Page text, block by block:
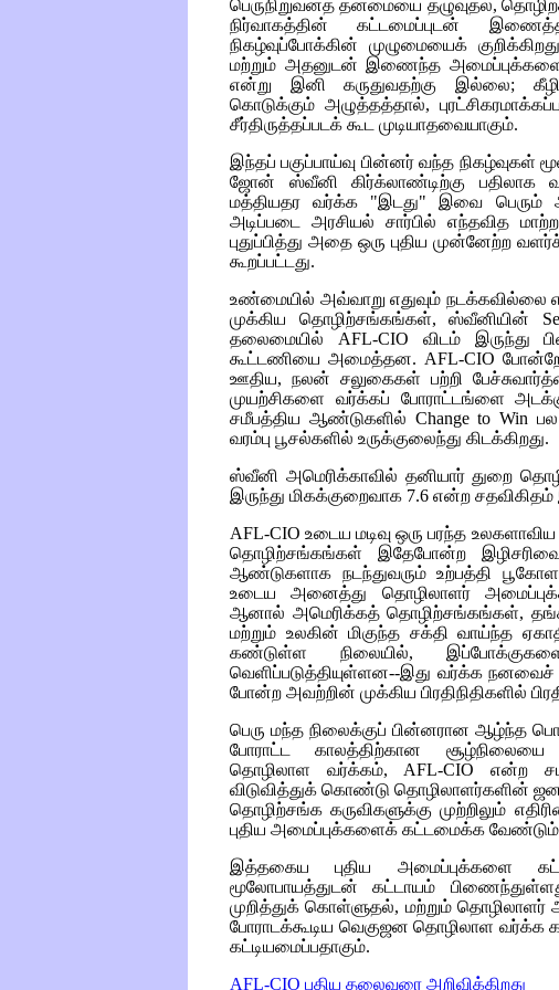
பெருநிறுவனத் தன்மையை தழுவுதல்,
நிர்வாகத்தின் கட்டமைப்புடன்
நிகழ்வுப்போக்கின் முழுமையைக்
மற்றும் அதனுடன் இணைந்த அமைப்புக்களை
என்று இனி கருதுவதற்கு இல்லை;
கொடுக்கும் அழுத்தத்தால்,
சீர்திருத்தப்படக் கூட முடியாதவையாகும்.
இந்தப் பகுப்பாய்வு பின்னர் வந்த நிகழ்வுகள்
ஜோன் ஸ்வீனி கிர்க்லாண்டிற்கு பதிலாக
மத்தியதர வர்க்க "இடது" இவை பெரும்
அடிப்படை அரசியல் சார்பில் எந்தவித
புதுப்பித்து அதை ஒரு புதிய முன்னேற்ற
கூறப்பட்டது.
உண்மையில் அவ்வாறு எதுவும் நடக்கவில்லை
முக்கிய தொழிற்சங்கங்கள், ஸ்வீனியின்
தலைமையில் AFL-CIO விடம் இருந்து
கூட்டணியை அமைத்தன. AFL-CIO
ஊதிய, நலன் சலுகைகள் பற்றி
முயற்சிகளை வர்க்கப் போராட்டங்ளை
சமீபத்திய ஆண்டுகளில் Change to Win
வரம்பு பூசல்களில் உருக்குலைந்து கிடக்கிறது.
ஸ்வீனி அமெரிக்காவில் தனியார் துறை
இருந்து மிகக்குறைவாக 7.6 என்ற
AFL-CIOஉடைய மடிவு ஒரு பரந்த
தொழிற்சங்கங்கள் இதேபோன்ற
ஆண்டுகளாக நடந்துவரும் உற்பத்தி
உடைய அனைத்து தொழிலாளர்
ஆனால் அமெரிக்கத் தொழிற்சங்கங்கள்,
மற்றும் உலகின் மிகுந்த சக்தி வாய்ந்த
கண்டுள்ள நிலையில்,
வெளிப்படுத்தியுள்ளன--இது வர்க்க நனவைச்
போன்ற அவற்றின் முக்கிய பிரதிநிதிகளில்
பெரு மந்த நிலைக்குப் பின்னரான ஆழ்ந்த
போராட்ட காலத்திற்கான சூழ்நிலையை
தொழிலாள வர்க்கம், AFL-CIO என்ற
விடுவித்துக் கொண்டு தொழிலாளர்களின்
தொழிற்சங்க கருவிகளுக்கு முற்றிலும்
புதிய அமைப்புக்களைக் கட்டமைக்க
இத்தகைய புதிய அமைப்புக்களை
மூலோபாயத்துடன் கட்டாயம்
முறித்துக் கொள்ளுதல், மற்றும் தொழிலாளர்
போராடக்கூடிய வெகுஜன தொழிலாள வர்க்க
கட்டியமைப்பதாகும்.
AFL-CIO புதிய தலைவரை அறிவிக்கிறது